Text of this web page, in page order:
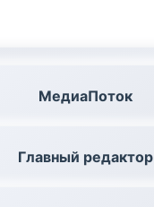
МедиаПоток
Главный редактор